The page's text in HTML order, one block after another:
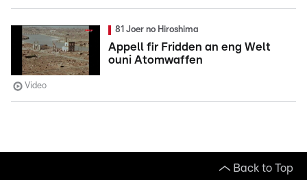
81 Joer no Hiroshima
Appell fir Fridden an eng Welt
ouni Atomwaffen
Video
Back to Top